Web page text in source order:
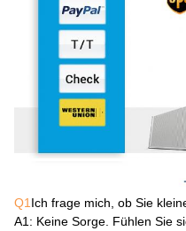
Q1 Ich frage mich, ob Sie
A1 : Keine Sorge. Fühlen Sie